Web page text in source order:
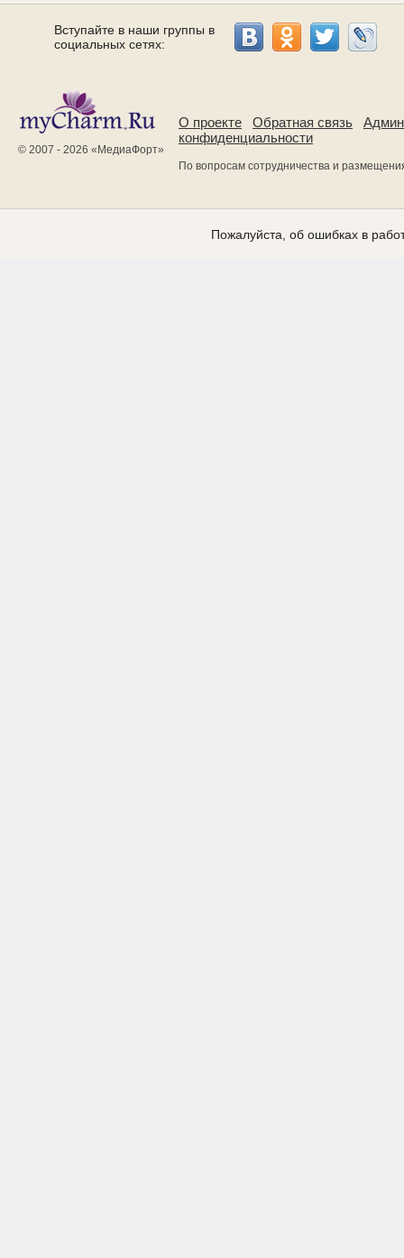
Вступайте в наши группы в
социальных сетях:
© 2007 - 2026 «МедиаФорт»
О проекте Обратная связь
конфиденциальности
По вопросам сотрудничества и
Пожалуйста, об ошибках в